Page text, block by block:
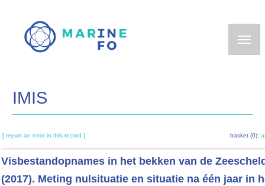
main
IMIS
[ report an error in this record ] basket (0):
Visbestandopnames in het bekken van de
(2017). Meting nulsituatie en situatie na één jaar in